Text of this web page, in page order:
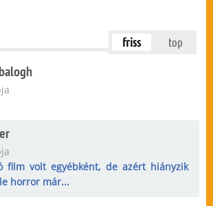
friss top
film volt egyébként, de azért hiányzik
horror már...